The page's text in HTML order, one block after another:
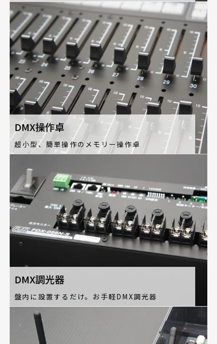
DMX操作卓
超小型、簡単操作のメモリー操作卓
DMX調光器
盤内に設置するだけ。お手軽DMX調光器